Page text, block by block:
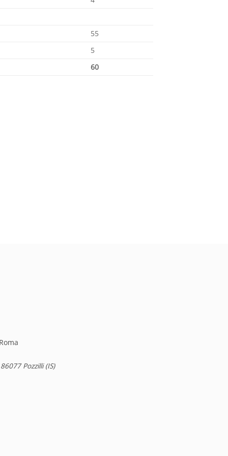
55
5
60
Pozzilli (IS)